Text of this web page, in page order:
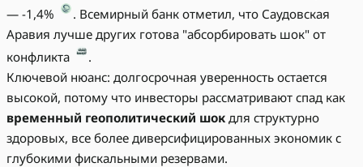
— -1,4%
. Всемирный банк отметил, что Саудовская
Аравия лучше других готова "абсорбировать шок" от
конфликта
.
Ключевой нюанс: долгосрочная уверенность остается
высокой, потому что инвесторы рассматривают спад как
временный геополитический шок для структурно
здоровых, все более диверсифицированных экономик с
глубокими фискальными резервами.